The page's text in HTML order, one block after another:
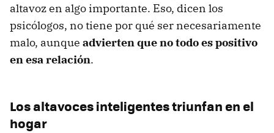
altavoz en algo importante. Eso, dicen los
psicólogos, no tiene por qué ser necesariamente
malo, aunque advierten que no todo es positivo
en esa relación.
Los altavoces inteligentes triunfan en el
hogar